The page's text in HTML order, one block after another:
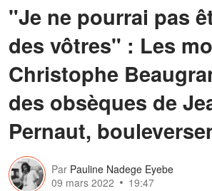
"Je ne pourrai pas
des vôtres" : Les
Christophe
des obsèques de
Pernaut,
Par Pauline Nadege Eyebe
09 mars 2022
19:47